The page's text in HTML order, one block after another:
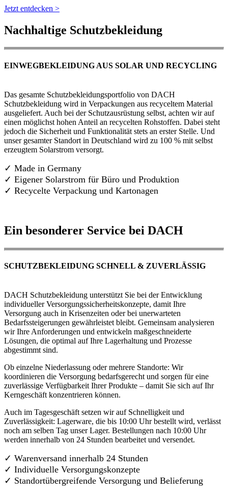
Jetzt entdecken >
Nachhaltige Schutzbekleidung
EINWEGBEKLEIDUNG AUS SOLAR UND RECYCLING
Das gesamte Schutzbekleidungsportfolio von DACH
Schutzbekleidung wird in Verpackungen aus recyceltem Material
ausgeliefert. Auch bei der Schutzausrüstung selbst, achten wir auf
einen möglichst hohen Anteil an recycelten Rohstoffen. Dabei steht
jedoch die Sicherheit und Funktionalität stets an erster Stelle. Und
unser gesamter Standort in Deutschland wird zu 100 % mit selbst
erzeugtem Solarstrom versorgt.
✓ Made in Germany
✓ Eigener Solarstrom für Büro und Produktion
✓ Recycelte Verpackung und Kartonagen
Ein besonderer Service bei DACH
SCHUTZBEKLEIDUNG SCHNELL & ZUVERLÄSSIG
DACH Schutzbekleidung unterstützt Sie bei der Entwicklung
individueller Versorgungssicherheitskonzepte, damit Ihre
Versorgung auch in Krisenzeiten oder bei unerwarteten
Bedarfssteigerungen gewährleistet bleibt. Gemeinsam analysieren
wir Ihre Anforderungen und entwickeln maßgeschneiderte
Lösungen, die optimal auf Ihre Lagerhaltung und Prozesse
abgestimmt sind.
Ob einzelne Niederlassung oder mehrere Standorte: Wir
koordinieren die Versorgung bedarfsgerecht und sorgen für eine
zuverlässige Verfügbarkeit Ihrer Produkte – damit Sie sich auf Ihr
Kerngeschäft konzentrieren können.
Auch im Tagesgeschäft setzen wir auf Schnelligkeit und
Zuverlässigkeit: Lagerware, die bis 10:00 Uhr bestellt wird, verlässt
noch am selben Tag unser Lager. Bestellungen nach 10:00 Uhr
werden innerhalb von 24 Stunden bearbeitet und versendet.
✓ Warenversand innerhalb 24 Stunden
✓ Individuelle Versorgungskonzepte
✓ Standortübergreifende Versorgung und Belieferung